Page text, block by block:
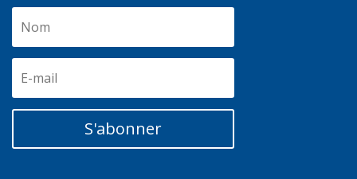
S'abonner